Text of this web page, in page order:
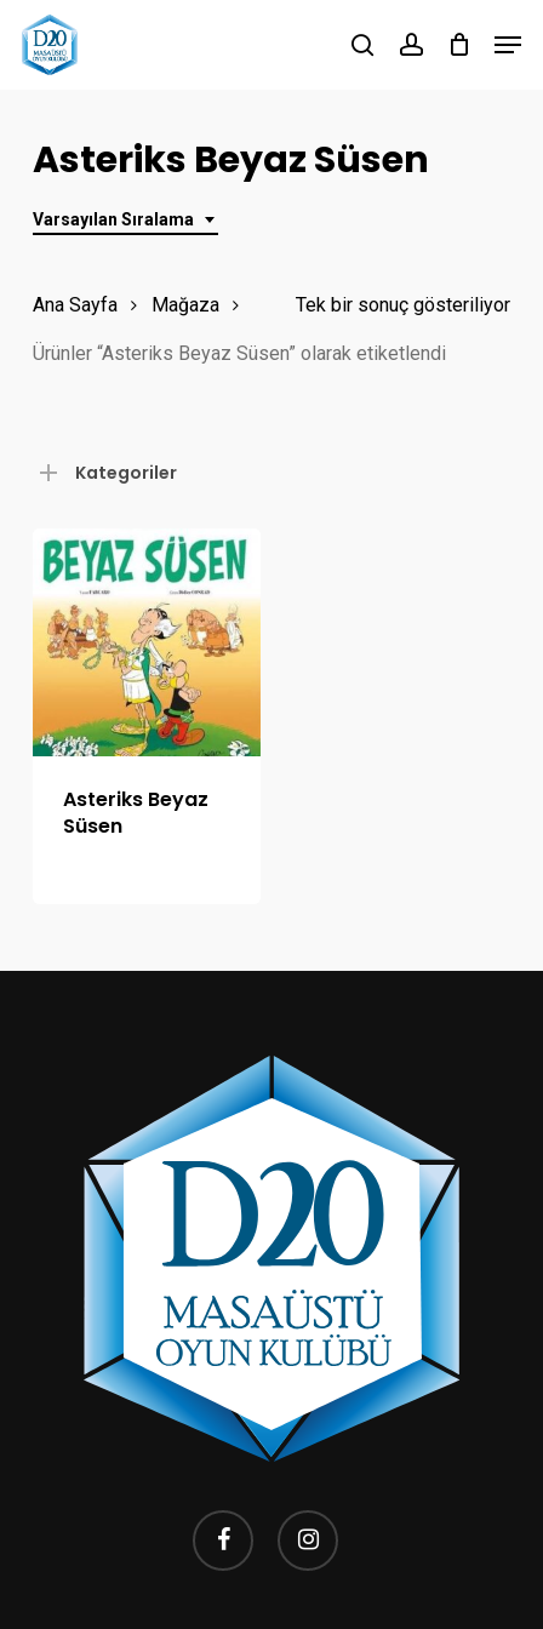
Skip
searchaccount
Asteriks Beyaz Süsen
Varsayılan Sıralama
Tek bir sonuç gösteriliyor
Ana Sayfa Mağaza
Ürünler “Asteriks Beyaz Süsen” olarak etiketlendi
Kategoriler
Asteriks Beyaz
Süsen
facebook instagram